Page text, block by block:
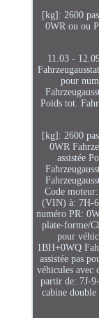
[kg]: 2600
0WR ou ou
11.03 -
pour
Poids tot.
[kg]: 2600
0WR
assistée
Code
(VIN) à: 7H-
numéro PR:
plate-forme/
pour
1BH+0WQ
assistée pas
véhicules avec
partir de: 7J-
cabine